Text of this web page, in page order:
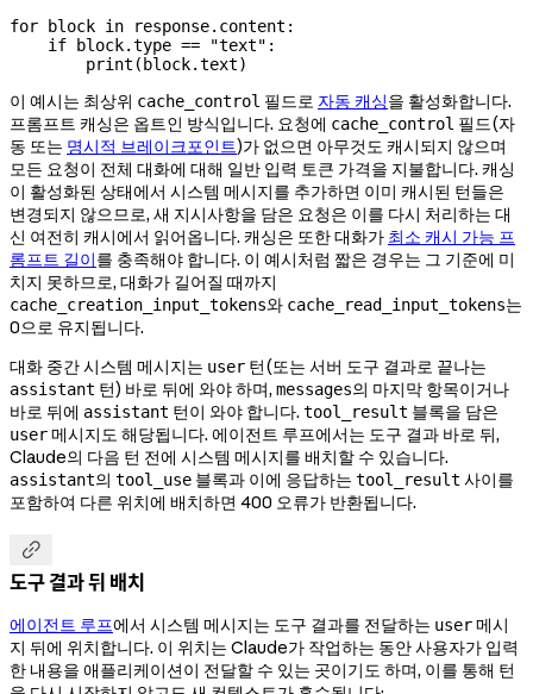
for block in response.content:
    if
block.type == "text" :
        print
(block.text)
이 예시는 최상위 cache_control 필드로 자동 캐싱을 활성화합니다.
프롬프트 캐싱은 옵트인 방식입니다. 요청에 cache_control 필드(자
동 또는 명시적 브레이크포인트)가 없으면 아무것도 캐시되지 않으며
모든 요청이 전체 대화에 대해 일반 입력 토큰 가격을 지불합니다. 캐싱
이 활성화된 상태에서 시스템 메시지를 추가하면 이미 캐시된 턴들은
변경되지 않으므로, 새 지시사항을 담은 요청은 이를 다시 처리하는 대
신 여전히 캐시에서 읽어옵니다. 캐싱은 또한 대화가 최소 캐시 가능 프
롬프트 길이를 충족해야 합니다. 이 예시처럼 짧은 경우는 그 기준에 미
치지 못하므로, 대화가 길어질 때까지
cache_creation_input_tokens와 cache_read_input_tokens는
0으로 유지됩니다.
대화 중간 시스템 메시지는 user 턴(또는 서버 도구 결과로 끝나는
assistant 턴) 바로 뒤에 와야 하며, messages의 마지막 항목이거나
바로 뒤에 assistant 턴이 와야 합니다. tool_result 블록을 담은
user메시지도 해당됩니다. 에이전트 루프에서는 도구 결과 바로 뒤,
Claude의 다음 턴 전에 시스템 메시지를 배치할 수 있습니다.
assistant의 tool_use 블록과 이에 응답하는 tool_result 사이를
포함하여 다른 위치에 배치하면 400 오류가 반환됩니다.

도구 결과 뒤 배치
에이전트 루프에서 시스템 메시지는 도구 결과를 전달하는 user메시
지 뒤에 위치합니다. 이 위치는 Claude가 작업하는 동안 사용자가 입력
한 내용을 애플리케이션이 전달할 수 있는 곳이기도 하며, 이를 통해 턴